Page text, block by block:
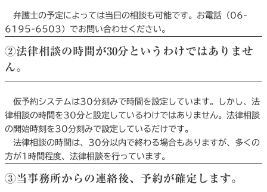
弁護士の予定によっては当日の相談も可能です。お電話（06-
6195-6503）でお問い合わせください。
②法律相談の時間が30分というわけではありませ
ん。
仮予約システムは30分刻みで時間を設定しています。しかし、法
律相談の時間を30分と設定しているわけではありません。法律相談
の開始時刻を30分刻みで設定しているだけです。
法律相談の時間は、30分以内で終わる場合もありますが、多くの
方が1時間程度、法律相談を行っています。
③当事務所からの連絡後、予約が確定します。